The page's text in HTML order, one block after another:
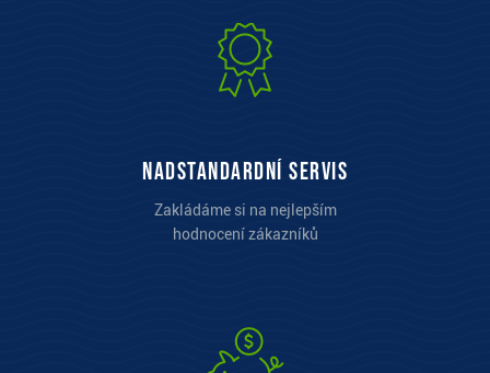
Nadstandardní servis
Zakládáme si na nejlepším
hodnocení zákazníků